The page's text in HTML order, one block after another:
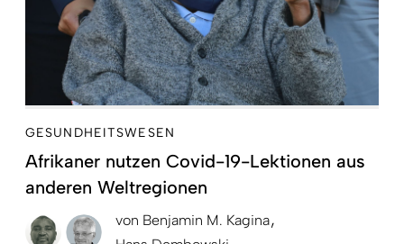
GESUNDHEITSWESEN
Afrikaner nutzen Covid-19-Lektionen aus
anderen Weltregionen
von Benjamin M. Kagina